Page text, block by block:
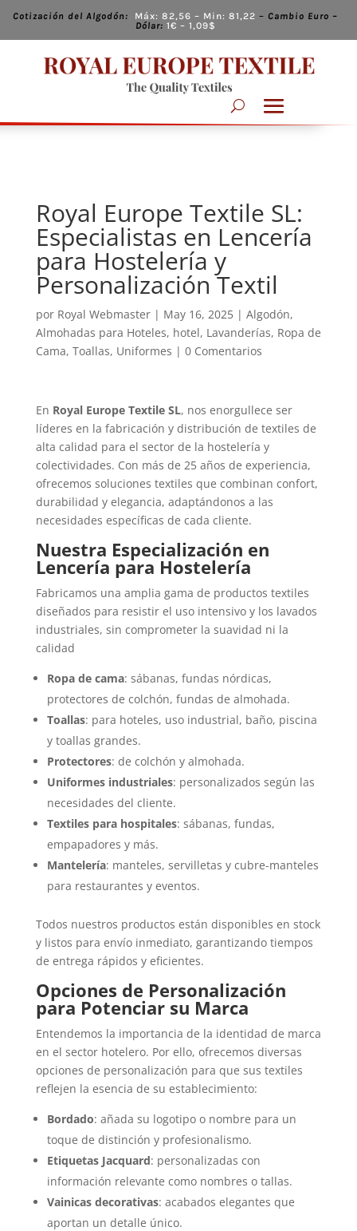
Cotización del Algodón: Máx: 82,56 – Min: 81,22 – Cambio Euro –
Dólar: 1€ – 1,09$
Royal Europe Textile SL:
Especialistas en Lencería
para Hostelería y
Personalización Textil
por Royal Webmaster| May 16, 2025| Algodón,
Almohadas para Hoteles, hotel, Lavanderías, Ropa de
Cama, Toallas, Uniformes | 0 Comentarios
En Royal Europe Textile SL, nos enorgullece ser
líderes en la fabricación y distribución de textiles de
alta calidad para el sector de la hostelería y
colectividades. Con más de 25 años de experiencia,
ofrecemos soluciones textiles que combinan confort,
durabilidad y elegancia, adaptándonos a las
necesidades específicas de cada cliente.
Nuestra Especialización en
Lencería para Hostelería
Fabricamos una amplia gama de productos textiles
diseñados para resistir el uso intensivo y los lavados
industriales, sin comprometer la suavidad ni la
calidad
Ropa de cama: sábanas, fundas nórdicas,
protectores de colchón, fundas de almohada.
Toallas: para hoteles, uso industrial, baño, piscina
y toallas grandes.
Protectores: de colchón y almohada.
Uniformes industriales: personalizados según las
necesidades del cliente.
Textiles para hospitales: sábanas, fundas,
empapadores y más.
Mantelería: manteles, servilletas y cubre-manteles
para restaurantes y eventos.
Todos nuestros productos están disponibles en stock
y listos para envío inmediato, garantizando tiempos
de entrega rápidos y eficientes.
Opciones de Personalización
para Potenciar su Marca
Entendemos la importancia de la identidad de marca
en el sector hotelero. Por ello, ofrecemos diversas
opciones de personalización para que sus textiles
reflejen la esencia de su establecimiento:
Bordado: añada su logotipo o nombre para un
toque de distinción y profesionalismo.
Etiquetas Jacquard: personalizadas con
información relevante como nombres o tallas.
Vainicas decorativas: acabados elegantes que
aportan un detalle único.